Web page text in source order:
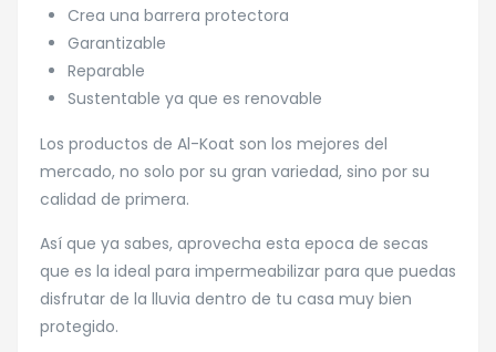
Crea una barrera protectora
Garantizable
Reparable
Sustentable ya que es renovable
Los productos de Al-Koat son los mejores del
mercado, no solo por su gran variedad, sino por su
calidad de primera.
Así que ya sabes, aprovecha esta epoca de secas
que es la ideal para impermeabilizar para que puedas
disfrutar de la lluvia dentro de tu casa muy bien
protegido.